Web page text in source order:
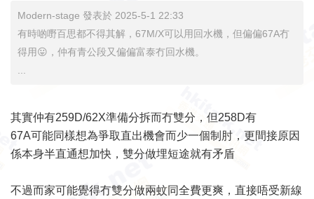
Modern-stage 發表於 2025-5-1 22:33
有時啲嘢百思都不得其解，67M/X可以用回水機，但偏偏67A冇
得用😛，仲有青公段又偏偏富泰冇回水機。
其實仲有259D/62X準備分拆而冇雙分，但258D有
67A可能同樣想為爭取直出機會而少一個制肘，更間接原因
係本身半直通想加快，雙分做埋短途就有矛盾
不過而家可能覺得冇雙分做兩蚊同全費更爽，直接唔受新線